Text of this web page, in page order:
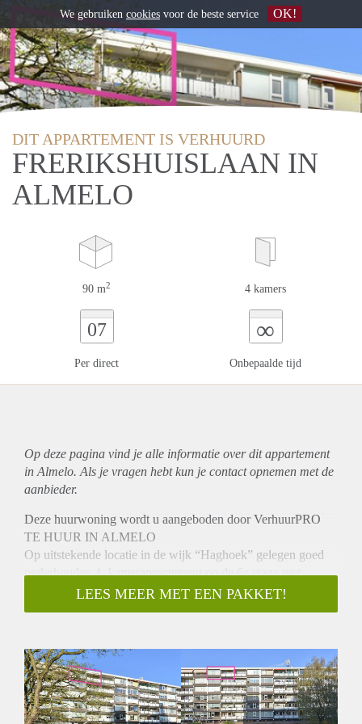
DIT APPARTEMENT IS VERHUURD
FRERIKSHUISLAAN IN
ALMELO
90 m2 4 kamers
07
Per direct
∞
Onbepaalde tijd
Op deze pagina vind je alle informatie over ditappartement
in Almelo. Als je vragen hebt kun je contact opnemen met de
aanbieder.
Deze huurwoning wordt u aangeboden door VerhuurPRO
TE HUUR IN ALMELO
Op uitstekende locatie in de wijk “Haghoek” gelegen goed
onderhouden 4- kamerappartement op de 6e etage met
balkon op het zuiden en berging op de begane grond.
Begane grond:
trappenhuis.
INDELING:
Entree, meterkast, toilet, gesloten keuken, C.V. opstelplaats,
provisiekast, royale woonkamer met vaste kast, laminaatvloer
LEES MEER MET EEN PAKKET!
We gebruiken cookies voor de beste service OK!